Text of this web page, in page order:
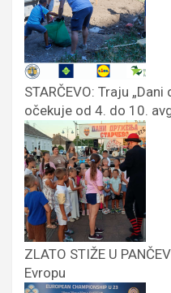
STARČEVO: Traju
očekuje od 4. do 10.
ZLATO STIŽE U
Evropu